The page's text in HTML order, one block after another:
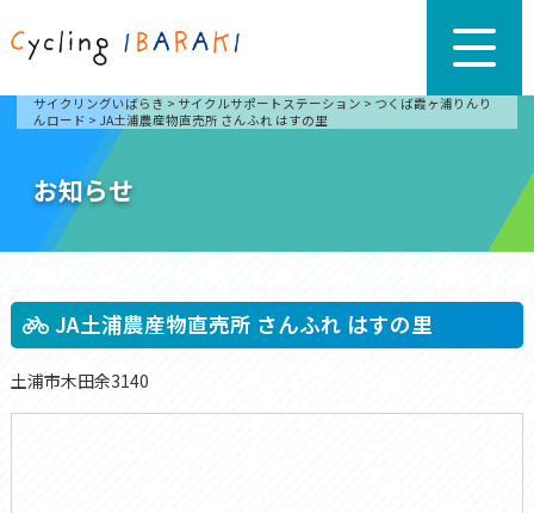
サイクリングいばらき > サイクルサポートステーション > つくば霞ヶ浦りんり
んロード > JA土浦農産物直売所 さんふれ はすの里
お知らせ
JA土浦農産物直売所 さんふれ はすの里
土浦市木田余3140